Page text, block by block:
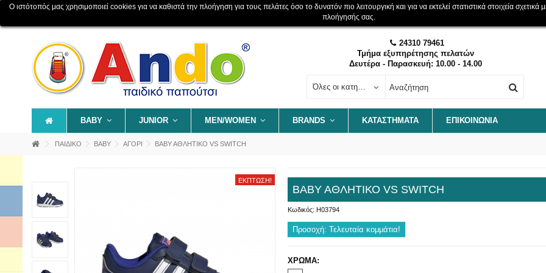
24310 79461
Τμήμα εξυπηρέτησης πελατών
Δευτέρα - Παρασκευή: 10.00 - 14.00
Ο ιστότοπός μας χρησιμοποιεί cookies για να καθιστά την πλοήγηση για τους πελάτες όσο το δυνατόν πιο λειτουργική και για να εκτελεί στατιστικά στοιχεία σχετικά
πλοήγησής σας.
BABY JUNIOR MEN/WOMEN BRANDS ΚΑΤΑΣΤΗΜΑΤΑ ΕΠΙΚΟΙΝΩΝΊΑ
ΠΑΙΔΙΚΟ BABY ΑΓΟΡΙ ΒΑΒΥ ΑΘΛΗΤΙΚΟ VS SWITCH
ΈΚΠΤΩΣΗ!
ΒΑΒΥ ΑΘΛΗΤΙΚΟ VS SWITCH
Κωδικός: H03794
Προσοχή: Τελευταία κομμάτια!
ΧΡΩΜΑ: